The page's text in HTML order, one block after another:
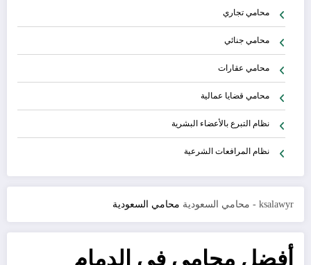
محامي تجاري
محامي جنائي
محامي عقارات
محامي قضايا عمالية
نظام التبرع بالأعضاء البشرية
نظام المرافعات الشرعية
ksalawyr - محامي السعودية محامي السعودية
أفضل محامي في الدمام